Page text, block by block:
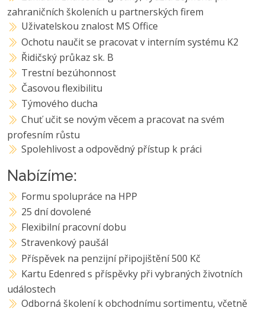
zahraničních školeních u partnerských firem
Uživatelskou znalost MS Office
Ochotu naučit se pracovat v interním systému K2
Řidičský průkaz sk. B
Trestní bezúhonnost
Časovou flexibilitu
Týmového ducha
Chuť učit se novým věcem a pracovat na svém
profesním růstu
Spolehlivost a odpovědný přístup k práci
Nabízíme:
Formu spolupráce na HPP
25 dní dovolené
Flexibilní pracovní dobu
Stravenkový paušál
Příspěvek na penzijní připojištění 500 Kč
Kartu Edenred s příspěvky při vybraných životních
událostech
Odborná školení k obchodnímu sortimentu, včetně